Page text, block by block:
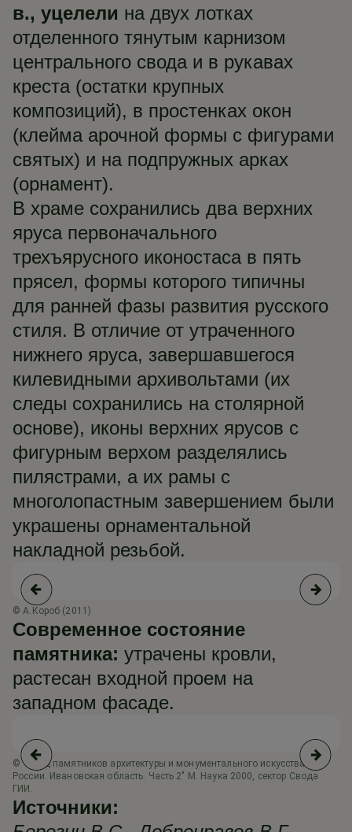
в., уцелели на двух лотках
отделенного тянутым карнизом
центрального свода и в рукавах
креста (остатки крупных
композиций), в простенках окон
(клейма арочной формы с фигурами
святых) и на подпружных арках
(орнамент).
В храме сохранились два верхних
яруса первоначального
трехъярусного иконостаса в пять
прясел, формы которого типичны
для ранней фазы развития русского
стиля. В отличие от утраченного
нижнего яруса, завершавшегося
килевидными архивольтами (их
следы сохранились на столярной
основе), иконы верхних ярусов с
фигурным верхом разделялись
пилястрами, а их рамы с
многолопастным завершением были
украшены орнаментальной
накладной резьбой.
© А.Короб (2011)
Современное состояние
памятника: утрачены кровли,
растесан входной проем на
западном фасаде.
© "Свод памятников архитектуры и монументального искусства
России. Ивановская область. Часть 2" М. Наука 2000, сектор Свода
ГИИ.
Источники: